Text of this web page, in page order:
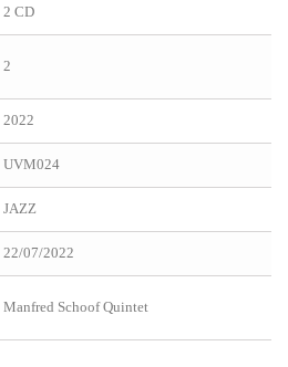
2 CD
2
2022
UVM024
JAZZ
22/07/2022
Manfred Schoof Quintet